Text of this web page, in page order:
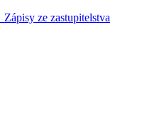
Zápisy ze zastupitelstva